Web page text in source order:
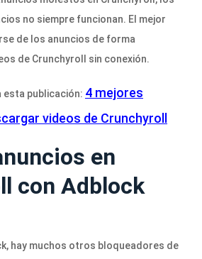
no siempre funcionan. El mejor
de los anuncios de forma
de Crunchyroll sin conexión.
esta publicación: 4 mejores
videos de Crunchyroll
en
con Adblock
hay muchos otros bloqueadores de